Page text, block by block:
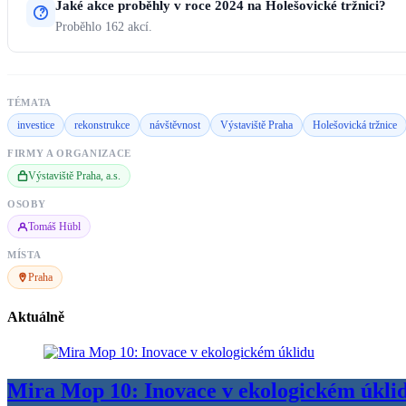
Jaké akce proběhly v roce 2024 na Holešovické tržnici?
Proběhlo 162 akcí.
TÉMATA
investice rekonstrukce návštěvnost Výstaviště Praha Holešovická tržnice
FIRMY A ORGANIZACE
Výstaviště Praha, a.s.
OSOBY
Tomáš Hübl
MÍSTA
Praha
Aktuálně
Mira Mop 10: Inovace v ekologickém